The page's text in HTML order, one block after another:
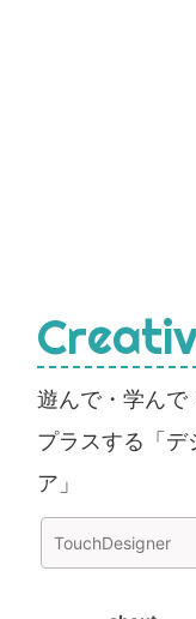
遊んで・学んで
プラスする「デ
ア」